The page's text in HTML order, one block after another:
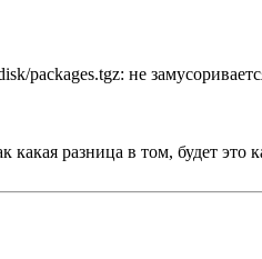
packages.tgz: не
разница в том, будет это